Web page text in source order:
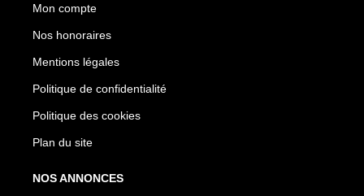
Mon compte
Nos honoraires
Mentions légales
Politique de confidentialité
Politique des cookies
Plan du site
NOS ANNONCES